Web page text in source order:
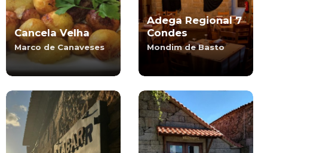
Cancela Velha
Marco de Canaveses
Adega Regional 7
Condes
Mondim de Basto